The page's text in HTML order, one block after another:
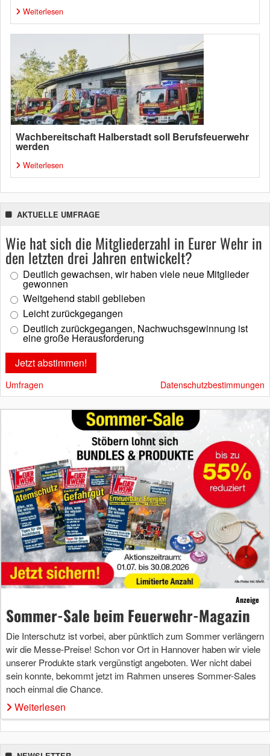
Weiterlesen
Wachbereitschaft Halberstadt soll Berufsfeuerwehr
werden
Weiterlesen
AKTUELLE UMFRAGE
Wie hat sich die Mitgliederzahl in Eurer Wehr in
den letzten drei Jahren entwickelt?
Deutlich gewachsen, wir haben viele neue Mitglieder
gewonnen
Weitgehend stabil geblieben
Leicht zurückgegangen
Deutlich zurückgegangen, Nachwuchsgewinnung ist
eine große Herausforderung
Umfragen Datenschutzbestimmungen
Anzeige
Sommer-Sale beim Feuerwehr-Magazin
Die Interschutz ist vorbei, aber pünktlich zum Sommer verlängern
wir die Messe-Preise! Schon vor Ort in Hannover haben wir viele
unserer Produkte stark vergünstigt angeboten. Wer nicht dabei
sein konnte, bekommt jetzt im Rahmen unseres Sommer-Sales
noch einmal die Chance.
Weiterlesen